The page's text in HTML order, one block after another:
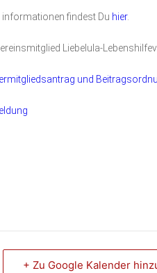
informationen findest Du hier.
Liebelula-
und
+ Zu Google Kalender
Familien